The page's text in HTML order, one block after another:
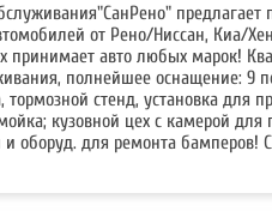
от Рено/Ниссан, Киа/
принимает авто любых марок!
полнейшее оснащение: 9
тормозной стенд, установка для
кузовной цех с камерой для
и оборуд. для ремонта бамперов!